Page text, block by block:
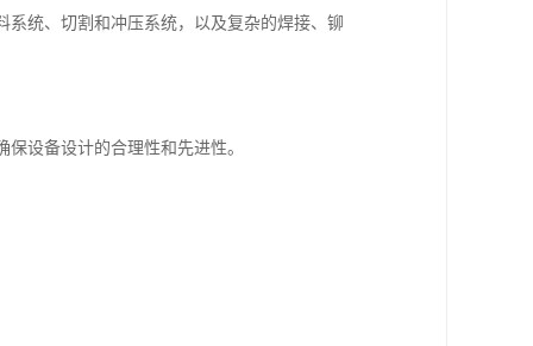
统、切割和冲压系统，以及复杂的焊接、铆
设备设计的合理性和先进性。